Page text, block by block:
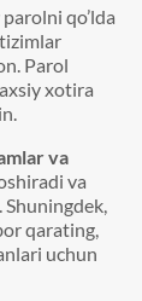
qo’lda
Parol
xotira
va
va
qarating,
uchun